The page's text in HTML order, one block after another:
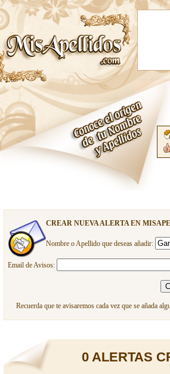
CREAR NUEVA ALERTA EN
Nombre o Apellido que deseas añadir:
Email de Avisos:
Recuerda que te avisaremos cada vez que se añada
0 ALERTAS